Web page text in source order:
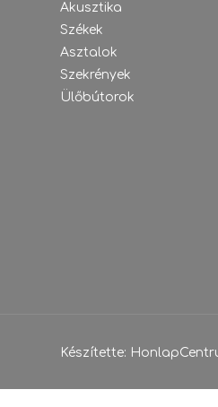
Akusztika
Székek
Asztalok
Szekrények
Ülőbútorok
Készítette: